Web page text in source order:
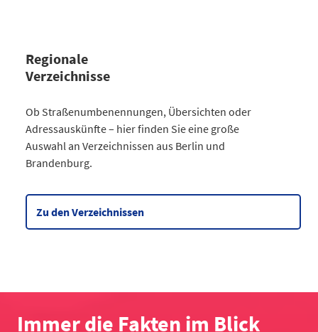
Regionale
Verzeichnisse
KategorieStraßenumbenennungen Berlin
2013
7
2014
8
2015
8
2022
2
Ob Straßenumbenennungen, Übersichten oder
Adressauskünfte – hier finden Sie eine große
Auswahl an Verzeichnissen aus Berlin und
Brandenburg.
Zu den Verzeichnissen
Immer die Fakten im Blick